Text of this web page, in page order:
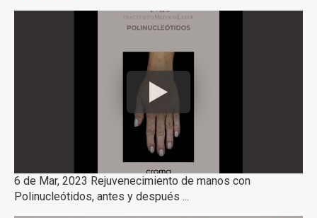
6 de Mar, 2023 Rejuvenecimiento de manos con
Polinucleótidos, antes y después ...